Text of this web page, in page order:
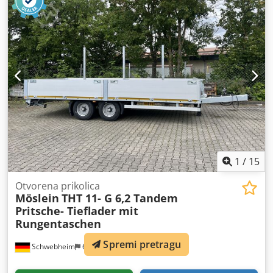
1 / 15
Schwebheim 659 km
Otvorena prikolica
Möslein THT 11- G 6,2 Tandem
Pritsche- Tieflader mit
Rungentaschen
Spremi pretragu